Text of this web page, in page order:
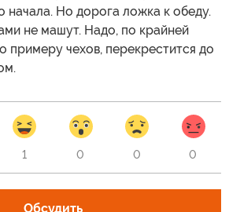
начала. Но дорога ложка к обеду.
не машут. Надо, по крайней
примеру чехов, перекрестится до
1 0 0 0
Обсудить